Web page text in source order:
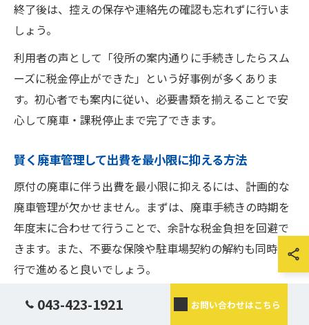
終了後は、控えの保存や連絡先の確認も忘れずに行いま
しょう。
利用者の声として「役所の案内通りに手続きしたらスム
ーズに税金停止ができた」という好事例が多くありま
す。初心者でも案内に従い、必要書類を揃えることで安
心して廃車・課税停止まで完了できます。
賢く廃車管理して出費を最小限に抑える方法
原付の廃車に伴う出費を最小限に抑えるには、計画的な
廃車管理が欠かせません。まずは、廃車手続きの時期を
年度末に合わせて行うことで、余計な税金負担を回避で
きます。また、不要な保険や駐車場契約の解約も同時進
行で進めると良いでしょう。
さらに、廃車証明書や関連書類をしっかり保管し、将来
043-423-1921 お問い合わせはこちら